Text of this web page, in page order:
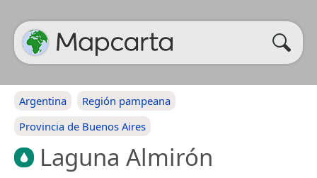
Argentina
Región pampeana
Provincia de Buenos Aires
Laguna Almirón